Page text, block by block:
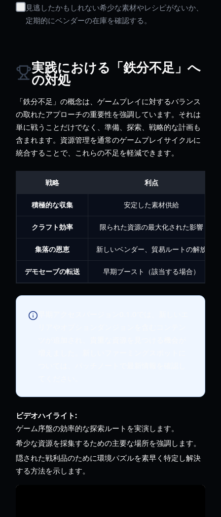
見逃したかもしれない希少な素材やレシピがないか、
定期的にベンダーの在庫を確認する。
実践における「鉄分不足」へ
の対処
「鉄分不足」の概念は、ゲームプレイに対するバランス
の取れたアプローチの重要性を強調しています。それは
単に戦うことだけでなく、準備、探索、戦略的な計画も
含まれます。資源管理を通常のゲームプレイサイクルに
統合することで、これらの不足を軽減できます。
戦略 利点
積極的な収集 安定した素材供給
クラフト効率 限られた資源の最大化された影響
集落の恩恵 新しいベンダー、貿易ルートの解放
デモセーブの転送 早期ブースト（該当する場合）
ビデオハイライト:
ゲーム序盤の効率的な探索ルートを実演します。
希少な資源を採集するための主要な場所を強調します。
隠された戦利品のために環境パズルを素早く特定し解決
する方法を示します。